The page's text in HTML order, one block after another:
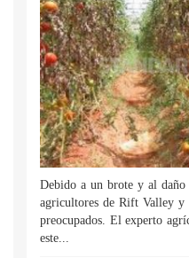
Debido a un brote y al daño
agricultores de Rift Valley y
preocupados. El experto
este...